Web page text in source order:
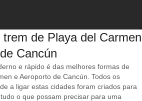
de Playa del Carmen
Cancún
e rápido é das melhores formas de
e Aeroporto de Cancún. Todos os
a ligar estas cidades foram criados para
o que possam precisar para uma